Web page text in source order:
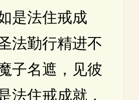
是法住戒成
法勤行精进不
子名遮，见彼
法住戒成就，